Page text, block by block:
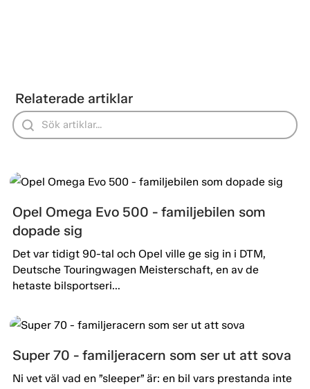
Relaterade artiklar
Opel Omega Evo 500 - familjebilen som
dopade sig
Det var tidigt 90-tal och Opel ville ge sig in i DTM,
Deutsche Touringwagen Meisterschaft, en av de
hetaste bilsportseri...
Super 70 - familjeracern som ser ut att sova
Ni vet väl vad en ”sleeper” är: en bil vars prestanda inte